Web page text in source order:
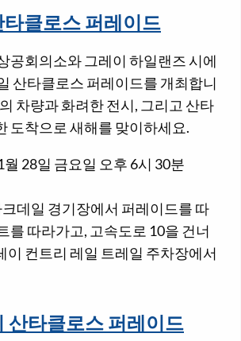
클로스 퍼레이드
공회의소와 그레이 하일랜즈 시에
산타클로스 퍼레이드를 개최합니
차량과 화려한 전시, 그리고 산타
도착으로 새해를 맞이하세요.
28일 금요일 오후 6시 30분
데일 경기장에서 퍼레이드를 따
를 따라가고, 고속도로 10을 건너
이 컨트리 레일 트레일 주차장에서
산타클로스 퍼레이드